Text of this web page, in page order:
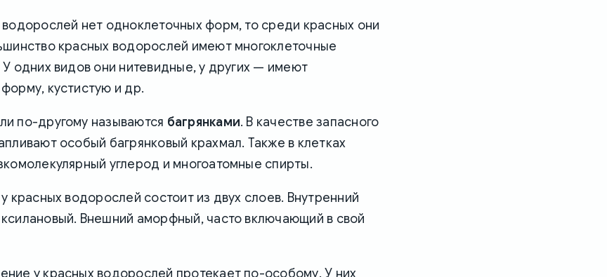
нет одноклеточных форм, то среди красных они
красных водорослей имеют многоклеточные
одних видов они нитевидные, у других — имеют
кустистую и др.
по-другому называются багрянками. В качестве запасного
особый багрянковый крахмал. Также в клетках
углерод и многоатомные спирты.
красных водорослей состоит из двух слоев. Внутренний
Внешний аморфный, часто включающий в свой
у красных водорослей протекает по-особому. У них